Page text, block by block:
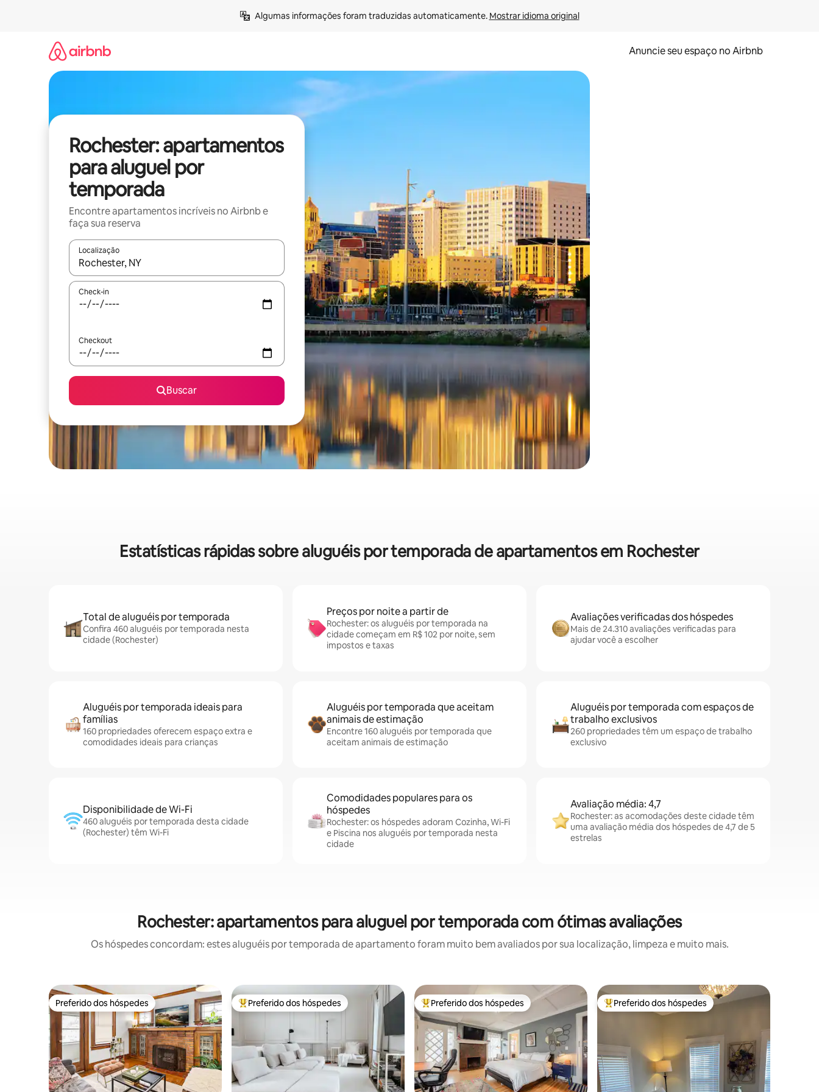
Algumas informações foram traduzidas automaticamente. Mostrar idioma original
Anuncie seu espaço no Airbnb
Rochester: apartamentos
para aluguel por
temporada
Encontre apartamentos incríveis no Airbnb e
faça sua reserva
Localização
Quando os resultados estiverem disponíveis, explore-os usando as seta para cima e para baixo do teclado ou tocando e deslizando o dedo na tela.
Check-in
Checkout
Buscar
Estatísticas rápidas sobre aluguéis por temporada de apartamentos em Rochester
Total de aluguéis por temporada
Confira 460 aluguéis por temporada nesta
cidade (Rochester)
Preços por noite a partir de
Rochester: os aluguéis por temporada na
cidade começam em R$ 102 por noite, sem
impostos e taxas
Avaliações verificadas dos hóspedes
Mais de 24.310 avaliações verificadas para
ajudar você a escolher
Aluguéis por temporada ideais para
famílias
160 propriedades oferecem espaço extra e
comodidades ideais para crianças
Aluguéis por temporada que aceitam
animais de estimação
Encontre 160 aluguéis por temporada que
aceitam animais de estimação
Aluguéis por temporada com espaços de
trabalho exclusivos
260 propriedades têm um espaço de trabalho
exclusivo
Disponibilidade de Wi-Fi
460 aluguéis por temporada desta cidade
(Rochester) têm Wi-Fi
Comodidades populares para os
hóspedes
Rochester: os hóspedes adoram Cozinha, Wi-Fi
e Piscina nos aluguéis por temporada nesta
cidade
Avaliação média: 4,7
Rochester: as acomodações deste cidade têm
uma avaliação média dos hóspedes de 4,7 de 5
estrelas
Rochester: apartamentos para aluguel por temporada com ótimas avaliações
Os hóspedes concordam: estes aluguéis por temporada de apartamento foram muito bem avaliados por sua localização, limpeza e muito mais.
Preferido dos hóspedes
Preferido dos hóspedes Entre os melhores preferidos dos hóspedes
Preferido dos hóspedes Entre os melhores preferidos dos hóspedes
Preferido dos hóspedes Entre os melhores preferidos dos hóspedes
Preferido dos hóspedes